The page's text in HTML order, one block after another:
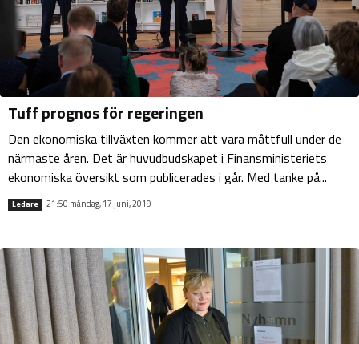
Tuff prognos för regeringen
Den ekonomiska tillväxten kommer att vara måttfull under de
närmaste åren. Det är huvudbudskapet i Finansministeriets
ekonomiska översikt som publicerades i går. Med tanke på...
Ledare 21:50 måndag, 17 juni, 2019